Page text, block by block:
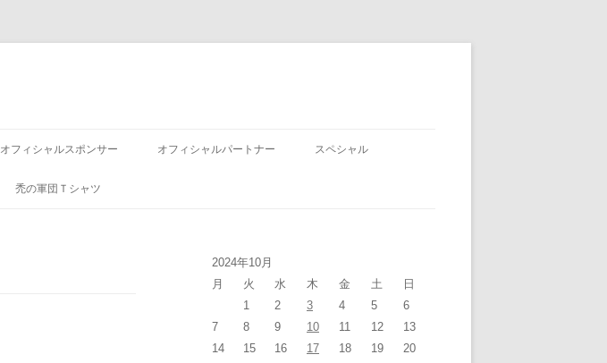
オフィシャルスポンサー オフィシャルパートナー スペシャル
禿の軍団Ｔシャツ
2024年10月
月
火 水 木 金 土
日
1
2 3 4 5
6
7
8 9 10 11 12
13
14
15 16 17 18 19
20